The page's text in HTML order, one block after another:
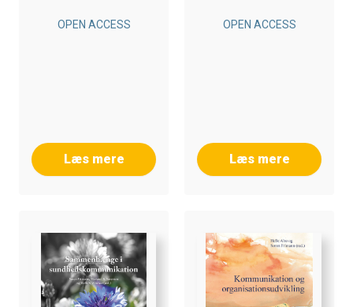
OPEN ACCESS
Læs mere
OPEN ACCESS
Læs mere